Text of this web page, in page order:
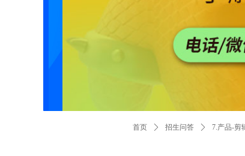
首页 ꄲ 招生问答 ꄲ 7.产品-剪